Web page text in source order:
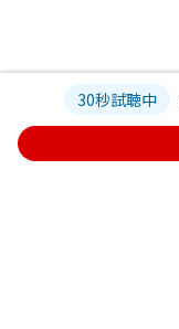
30秒試聴中